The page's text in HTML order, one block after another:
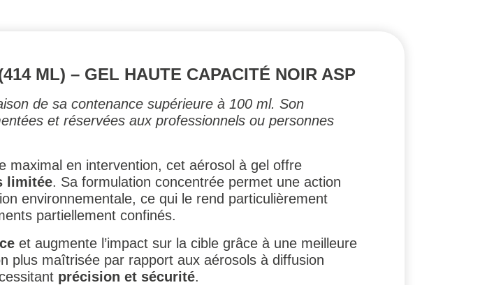
ML) – GEL HAUTE CAPACITÉ NOIR ASP
de sa contenance supérieure à 100 ml. Son
et réservées aux professionnels ou personnes
maximal en intervention, cet aérosol à gel offre
limitée. Sa formulation concentrée permet une action
environnementale, ce qui le rend particulièrement
partiellement confinés.
et augmente l’impact sur la cible grâce à une meilleure
plus maîtrisée par rapport aux aérosols à diffusion
précision et sécurité.